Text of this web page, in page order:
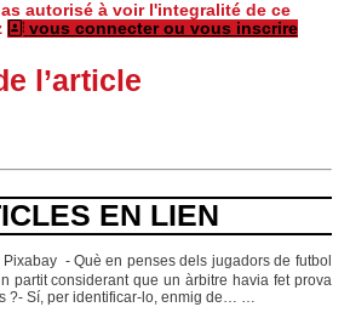
autorisé à voir l'integralité de ce
vous connecter ou vous inscrire
l’article
EN LIEN
Pixabay - Què en penses dels jugadors de futbol
partit considerant que un àrbitre havia fet prova
?- Sí, per identificar-lo, enmig de…